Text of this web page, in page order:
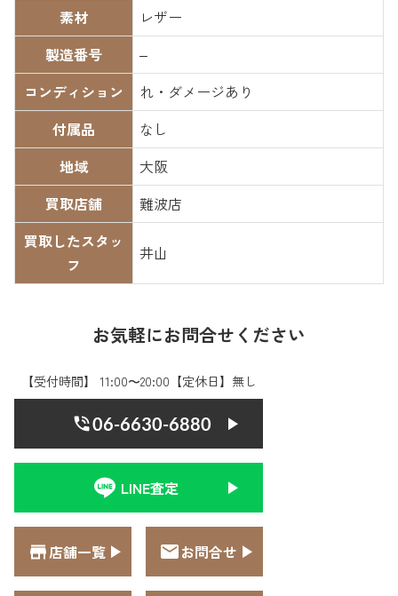
素材
レザー
製造番号
–
コンディション
れ・ダメージあり
付属品
なし
地域
大阪
買取店舗
難波店
買取したスタッ
フ
井山
お気軽にお問合せください
【受付時間】 11:00〜20:00【定休日】無し
06-6630-6880
LINE査定
店舗一覧 お問合せ